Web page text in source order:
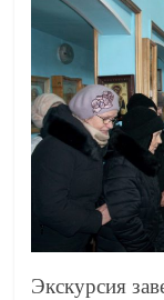
Экскурсия